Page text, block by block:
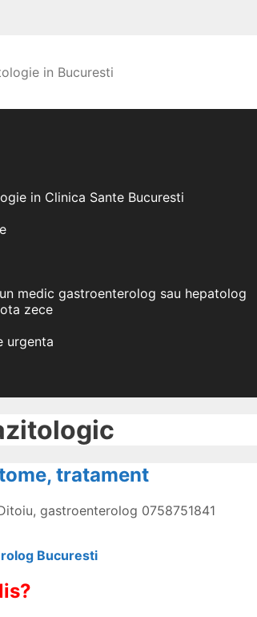
in Bucuresti
in Clinica Sante Bucuresti
medic gastroenterolog sau hepatolog
zece
urgenta
tratament
gastroenterolog 0758751841
Bucuresti